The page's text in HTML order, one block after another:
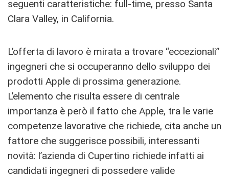
seguenti caratteristiche: full-time, presso Santa
Clara Valley, in California.
L’offerta di lavoro è mirata a trovare “eccezionali”
ingegneri che si occuperanno dello sviluppo dei
prodotti Apple di prossima generazione.
L’elemento che risulta essere di centrale
importanza è però il fatto che Apple, tra le varie
competenze lavorative che richiede, cita anche un
fattore che suggerisce possibili, interessanti
novità: l’azienda di Cupertino richiede infatti ai
candidati ingegneri di possedere valide